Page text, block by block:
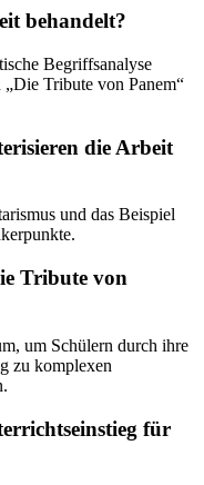
behandelt?
Begriffsanalyse
Tribute von Panem“
die Arbeit
und das Beispiel
Tribute von
um Schülern durch ihre
zu komplexen
für